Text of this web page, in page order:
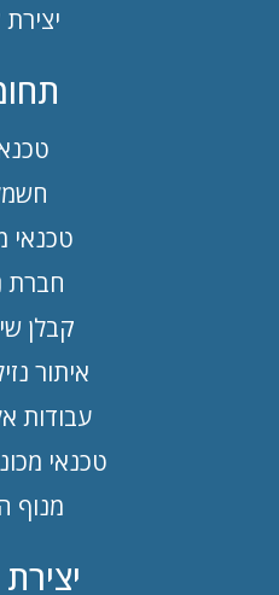
טכנאי
חברת
קבלן
איתור
עבודות
טכנאי
מנוף